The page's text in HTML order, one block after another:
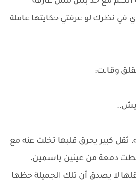
في نظرك لو عرفتي حكايتها عاملة
وقالت:
ثقل كبير يحرق قلبها تخلت عنه مع
دمعة من عينين ياسمين،
لا يصدق أن تلك الجميلة حظها